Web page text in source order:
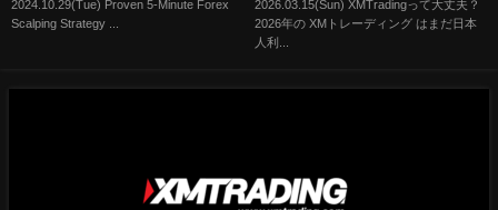
2024.10.29(Tue) Proven 5-Minute Forex
Scalping Strategy ...
最新情報を徹底解説！【入出金
方法/口座開設】
2026.03.15(Sun) XMTradingって大丈夫？
2026年の XMトレーディング はまだ日本
人利...